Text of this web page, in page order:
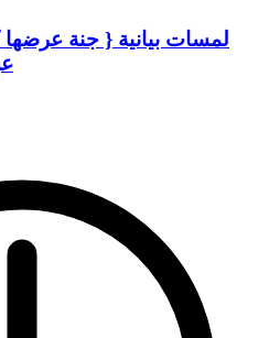
لمسات بيانية { جنة